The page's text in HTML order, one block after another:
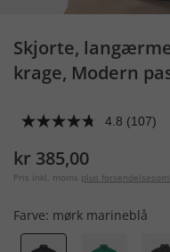
Skjorte,
krage, Modern
4.8 (107)
kr 385,00
Pris inkl. moms plus
Farve: mørk marineblå